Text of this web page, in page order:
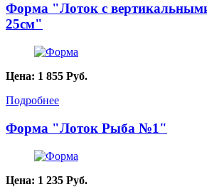
Форма "Лоток с
25см"
Цена: 1 855 Руб.
Подробнее
Форма "Лоток Рыба №1"
Цена: 1 235 Руб.